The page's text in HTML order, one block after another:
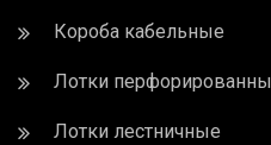
Короба кабельные
Лотки
Лотки лестничные